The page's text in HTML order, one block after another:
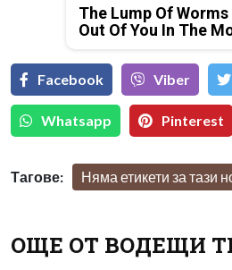
The Lump Of
Out Of You In The
Facebook Viber
Whatsapp Pinterest
Тагове: Няма етикети за тази
ОЩЕ ОТ ВОДЕЩИ